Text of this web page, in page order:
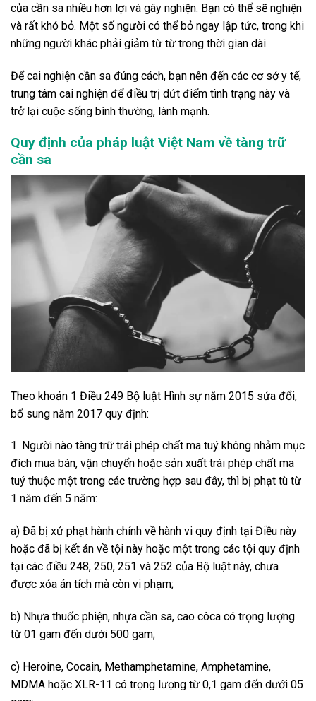
của cần sa nhiều hơn lợi và gây nghiện. Bạn có thể sẽ nghiện
và rất khó bỏ. Một số người có thể bỏ ngay lập tức, trong khi
những người khác phải giảm từ từ trong thời gian dài.
Để cai nghiện cần sa đúng cách, bạn nên đến các cơ sở y tế,
trung tâm cai nghiện để điều trị dứt điểm tình trạng này và
trở lại cuộc sống bình thường, lành mạnh.
Quy định của pháp luật Việt Nam về tàng trữ
cần sa
Theo khoản 1 Điều 249 Bộ luật Hình sự năm 2015 sửa đổi,
bổ sung năm 2017 quy định:
1. Người nào tàng trữ trái phép chất ma tuý không nhằm mục
đích mua bán, vận chuyển hoặc sản xuất trái phép chất ma
tuý thuộc một trong các trường hợp sau đây, thì bị phạt tù từ
1 năm đến 5 năm:
a) Đã bị xử phạt hành chính về hành vi quy định tại Điều này
hoặc đã bị kết án về tội này hoặc một trong các tội quy định
tại các điều 248, 250, 251 và 252 của Bộ luật này, chưa
được xóa án tích mà còn vi phạm;
b) Nhựa thuốc phiện, nhựa cần sa, cao côca có trọng lượng
từ 01 gam đến dưới 500 gam;
c) Heroine, Cocain, Methamphetamine, Amphetamine,
MDMA hoặc XLR-11 có trọng lượng từ 0,1 gam đến dưới 05